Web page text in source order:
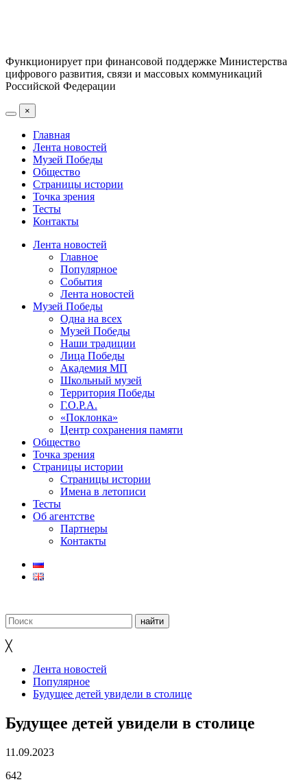
Функционирует при финансовой поддержке Министерства
цифрового развития, связи и массовых коммуникаций
Российской Федерации
×
Главная
Лента новостей
Музей Победы
Общество
Страницы истории
Точка зрения
Тесты
Контакты
Лента новостей
Главное
Популярное
События
Лента новостей
Музей Победы
Одна на всех
Музей Победы
Наши традиции
Лица Победы
Академия МП
Школьный музей
Территория Победы
Г.О.Р.А.
«Поклонка»
Центр сохранения памяти
Общество
Точка зрения
Страницы истории
Страницы истории
Имена в летописи
Тесты
Об агентстве
Партнеры
Контакты
╳
Лента новостей
Популярное
Будущее детей увидели в столице
Будущее детей увидели в столице
11.09.2023
642